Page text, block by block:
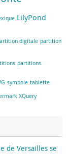
LilyPond
digitale partition
partitions
symbole tablette
XQuery
de Versailles se